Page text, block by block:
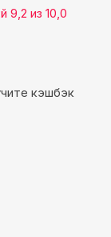
9,2 из 10,0
кэшбэк